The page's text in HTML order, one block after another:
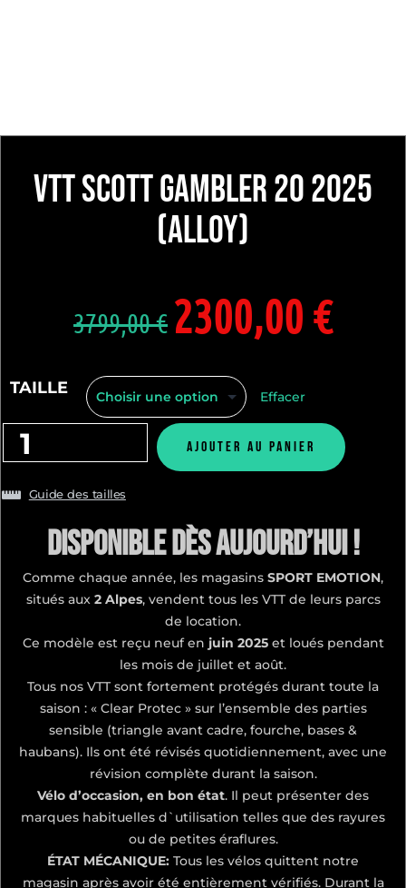
VTT SCOTT GAMBLER 20 2025
(Alloy)
3799,00€ 2300,00 €
TAILLE Effacer
Ajouter au panier
Guide des tailles
Disponible dès aujourd’hui !
Comme chaque année, les magasins SPORT EMOTION,
situés aux 2 Alpes, vendent tous les VTT de leurs parcs
de location.
Ce modèle est reçu neuf en juin 2025et loués pendant
les mois de juillet et août.
Tous nos VTT sont fortement protégés durant toute la
saison : « Clear Protec » sur l’ensemble des parties
sensible (triangle avant cadre, fourche, bases &
haubans). Ils ont été révisés quotidiennement, avec une
révision complète durant la saison.
Vélo d’occasion, en bon état. Il peut présenter des
marques habituelles d`utilisation telles que des rayures
ou de petites éraflures.
ÉTAT MÉCANIQUE: Tous les vélos quittent notre
magasin après avoir été entièrement vérifiés. Durant la